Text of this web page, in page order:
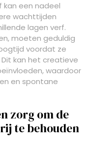
kan een nadeel
wachttijden
lagen verf.
moeten geduldig
voordat ze
kan het creatieve
waardoor
en spontane
zorg om de
te behouden